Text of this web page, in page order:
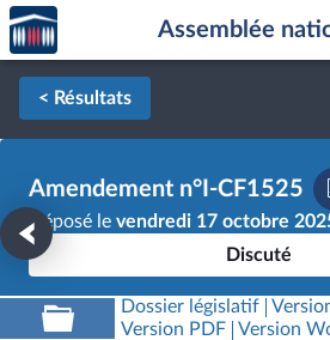
Aller au contenu
Aller en bas de la page
Accèder
à la
page
d'accueil
Assemblée
< Résultats
Amendement n°I-CF1525
Déposé le vendredi 17 octobre
Discuté
Dossier législatif
Version PDF
Version